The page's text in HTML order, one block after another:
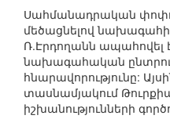
Սահմանադրական
մեծացնելով նախագահի
Ռ.Էրդողանն
նախագահական
հնարավորությունը:
տասնամյակում
իշխանությունների